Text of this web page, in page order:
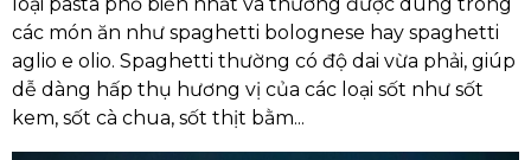
các món ăn như spaghetti bolognese hay spaghetti
aglio e olio. Spaghetti thường có độ dai vừa phải, giúp
dễ dàng hấp thụ hương vị của các loại sốt như sốt
kem, sốt cà chua, sốt thịt bằm...